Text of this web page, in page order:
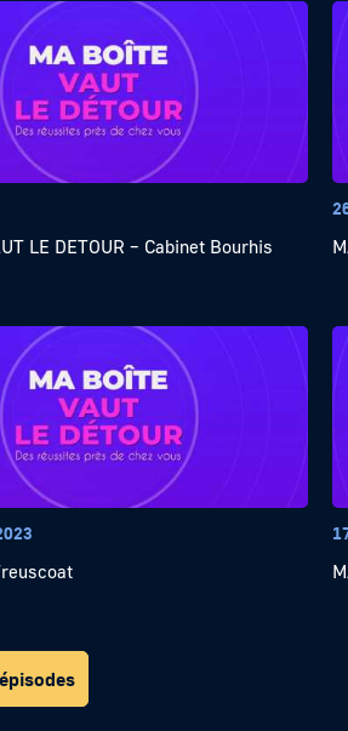
LE DETOUR – Cabinet Bourhis